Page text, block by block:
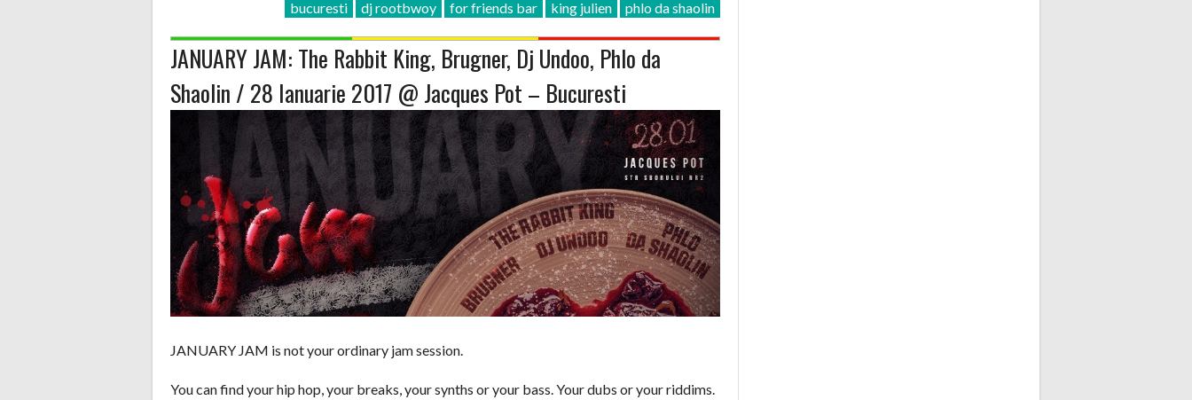
bucuresti dj rootbwoy for friends bar king julien phlo da shaolin
JANUARY JAM: The Rabbit King, Brugner, Dj Undoo, Phlo da
Shaolin / 28 Ianuarie 2017 @ Jacques Pot – Bucuresti
JANUARY JAM is not your ordinary jam session.
You can find your hip hop, your breaks, your synths or your bass. Your dubs or your riddims.